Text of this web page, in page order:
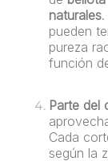
naturales
pueden
pureza
función
Parte del
Cada
según la